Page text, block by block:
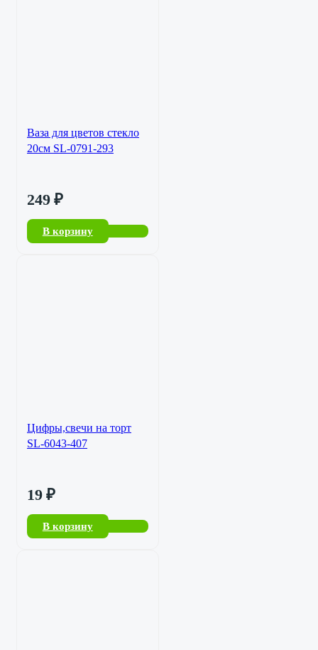
Ваза для цветов стекло
20см SL-0791-293
249 ₽
В корзину
Цифры,свечи на торт
SL-6043-407
19 ₽
В корзину